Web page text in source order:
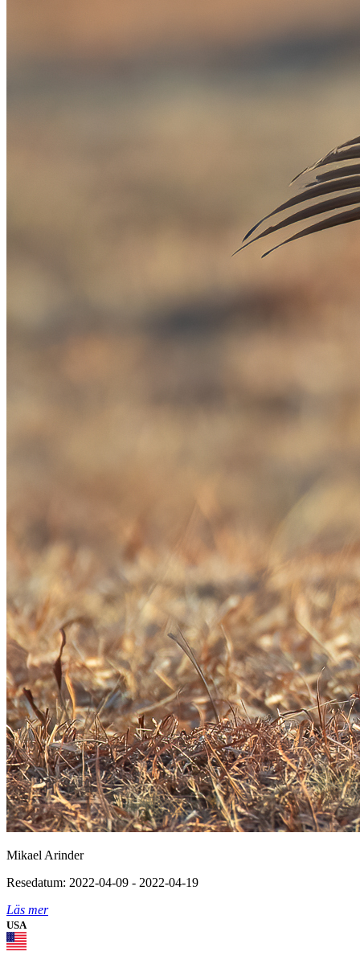
Mikael Arinder
Resedatum: 2022-04-09 - 2022-04-19
Läs mer
USA